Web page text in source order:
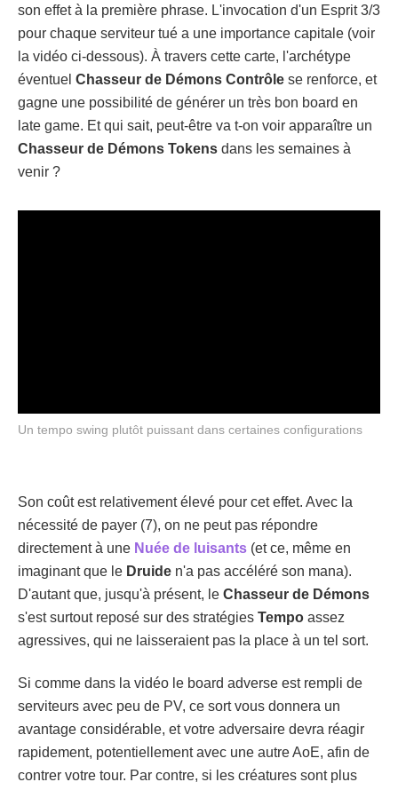
son effet à la première phrase. L'invocation d'un Esprit 3/3
pour chaque serviteur tué a une importance capitale (voir
la vidéo ci-dessous). À travers cette carte, l'archétype
éventuel Chasseur de Démons Contrôle se renforce, et
gagne une possibilité de générer un très bon board en
late game. Et qui sait, peut-être va t-on voir apparaître un
Chasseur de Démons Tokens dans les semaines à
venir ?
Un tempo swing plutôt puissant dans certaines configurations
Son coût est relativement élevé pour cet effet. Avec la
nécessité de payer (7), on ne peut pas répondre
directement à une Nuée de luisants (et ce, même en
imaginant que le Druide n'a pas accéléré son mana).
D'autant que, jusqu'à présent, le Chasseur de Démons
s'est surtout reposé sur des stratégies Tempo assez
agressives, qui ne laisseraient pas la place à un tel sort.
Si comme dans la vidéo le board adverse est rempli de
serviteurs avec peu de PV, ce sort vous donnera un
avantage considérable, et votre adversaire devra réagir
rapidement, potentiellement avec une autre AoE, afin de
contrer votre tour. Par contre, si les créatures sont plus